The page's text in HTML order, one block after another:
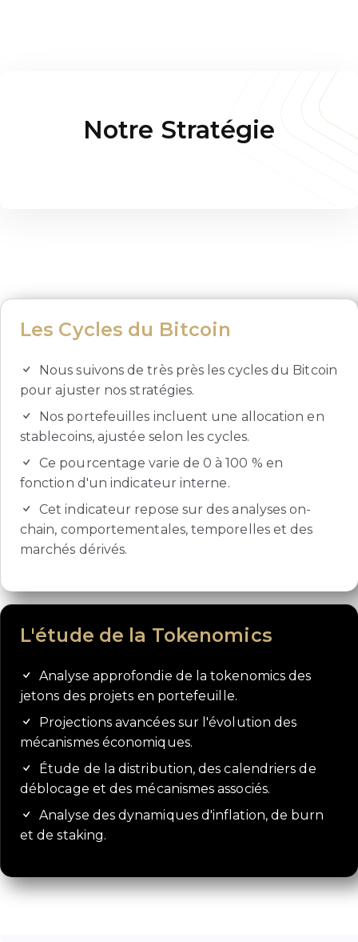
Notre Stratégie
Les Cycles du Bitcoin
Nous suivons de très près les cycles du Bitcoin
pour ajuster nos stratégies.
Nos portefeuilles incluent une allocation en
stablecoins, ajustée selon les cycles.
Ce pourcentage varie de 0 à 100 % en
fonction d'un indicateur interne.
Cet indicateur repose sur des analyses on-
chain, comportementales, temporelles et des
marchés dérivés.
L'étude de la Tokenomics
Analyse approfondie de la tokenomics des
jetons des projets en portefeuille.
Projections avancées sur l'évolution des
mécanismes économiques.
Étude de la distribution, des calendriers de
déblocage et des mécanismes associés.
Analyse des dynamiques d'inflation, de burn
et de staking.